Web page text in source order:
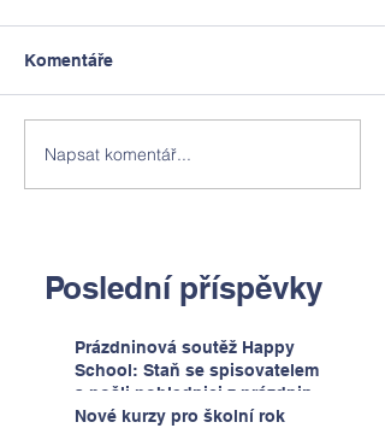
Komentáře
Napsat komentář...
Poslední příspěvky
Prázdninová soutěž Happy
School: Staň se spisovatelem
a pošli pohlednici z prázdnin
Nové kurzy pro školní rok